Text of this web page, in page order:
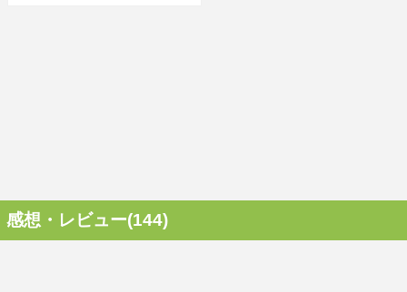
感想・レビュー(144)